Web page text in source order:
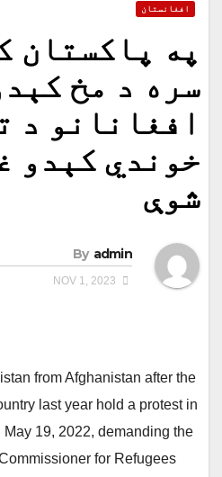
افغانستان
په پاکستان
سره د مخ
افغانانو د
خوندي کېدو
شوې
By admin
from Afghanistan after the
last year hold a protest in
May 19, 2022, demanding the
for Refugees